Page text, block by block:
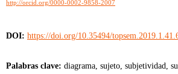
http://orcid.org/0000-0002-9858-2007
DOI: https://doi.org/10.35494/
Palabras clave: diagrama, sujeto, subjetividad,